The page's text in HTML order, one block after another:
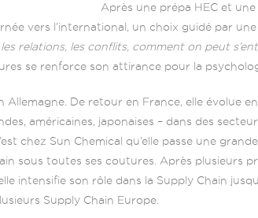
Après une prépa HEC et
vers l’international, un choix guidé par
relations, les conflits, comment on peut
se renforce son attirance pour la
Allemagne. De retour en France, elle évolue
américaines, japonaises – dans des
chez Sun Chemical qu’elle passe une
sous toutes ses coutures. Après plusieurs
intensifie son rôle dans la Supply Chain
Supply Chain Europe.